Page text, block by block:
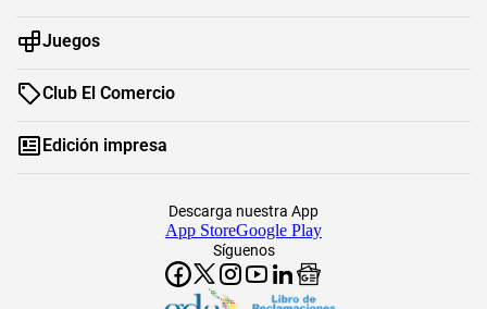
Juegos
Club El Comercio
Edición impresa
Síguenos
Descarga nuestra App
App StoreGoogle Play